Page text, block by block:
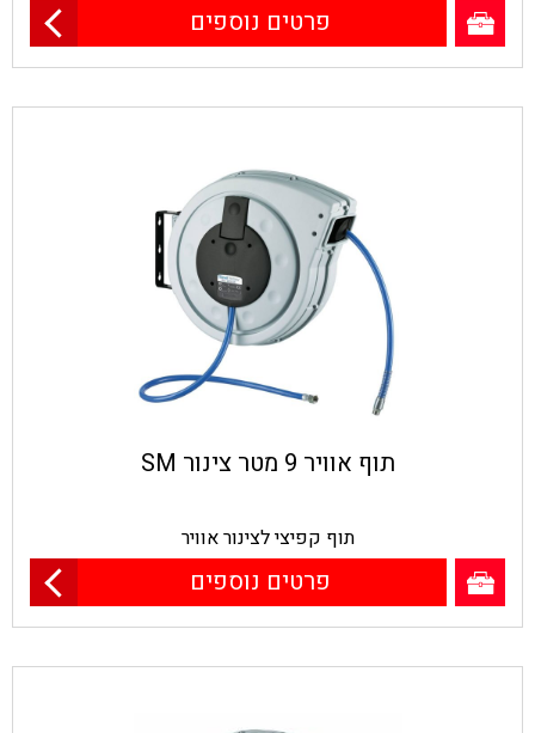
פרטים נוספים
תוף אוויר 9 מטר צינור SM
תוף קפיצי לצינור אוויר
פרטים נוספים